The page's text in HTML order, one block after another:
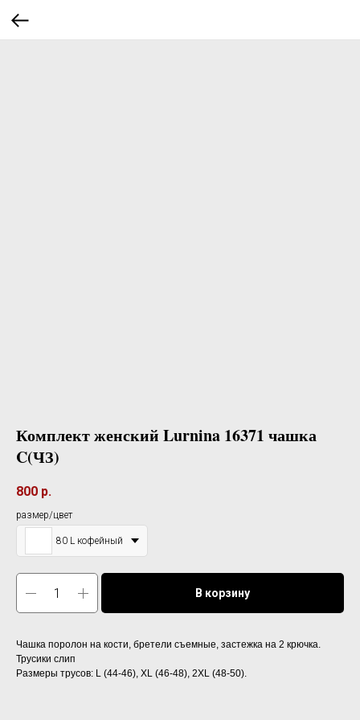
Комплект женский Lurnina 16371 чашка
C(ЧЗ)
800 р.
размер/цвет
80 L кофейный
В корзину
Чашка поролон на кости, бретели съемные, застежка на 2 крючка.
Трусики слип
Размеры трусов: L (44-46), XL (46-48), 2XL (48-50).